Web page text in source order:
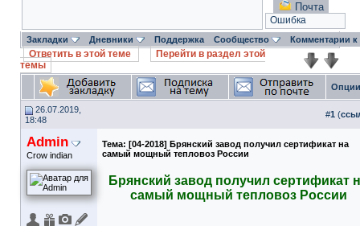
Почта
Ошибка
Закладки Дневники Поддержка Сообщество Комментарии
Ответить в этой теме
Перейти в раздел этой
темы
26.07.2019,
18:48
#1 (
Admin
Crow indian
Тема: [04-2018] Брянский завод получил сертификат на
самый мощный тепловоз России
Брянский завод получил сертификат
самый мощный тепловоз России